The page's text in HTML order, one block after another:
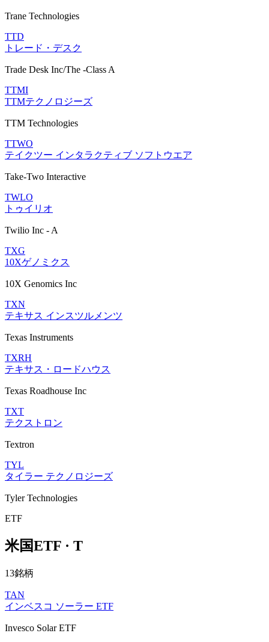
Trane Technologies
TTD
トレード・デスク
Trade Desk Inc/The -Class A
TTMI
TTMテクノロジーズ
TTM Technologies
TTWO
テイクツー インタラクティブ ソフトウエア
Take-Two Interactive
TWLO
トゥイリオ
Twilio Inc - A
TXG
10Xゲノミクス
10X Genomics Inc
TXN
テキサス インスツルメンツ
Texas Instruments
TXRH
テキサス・ロードハウス
Texas Roadhouse Inc
TXT
テクストロン
Textron
TYL
タイラー テクノロジーズ
Tyler Technologies
ETF
米国ETF · T
13銘柄
TAN
インベスコ ソーラー ETF
Invesco Solar ETF